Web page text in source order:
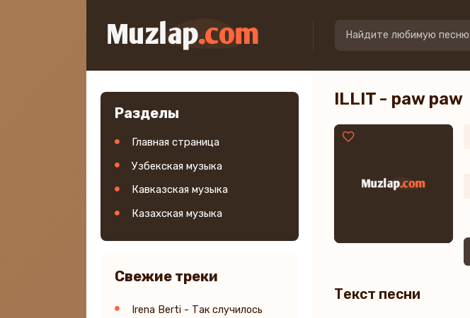
Разделы
Главная страница
Узбекская музыка
Кавказская музыка
Казахская музыка
Свежие треки
Irena Berti - Так случилось
ILLIT - paw paw
Текст песни